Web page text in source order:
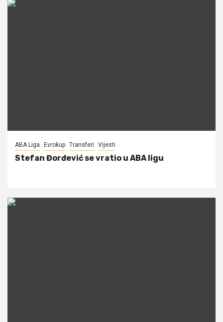
ABA Liga Evrokup Transferi Vijesti
Stefan Đorđević se vratio u ABA ligu